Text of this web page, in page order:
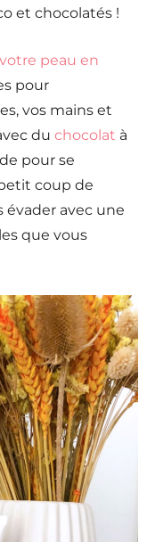
et chocolatés !
peau en
pour
vos mains et
du chocolat à
pour se
coup de
évader avec une
que vous